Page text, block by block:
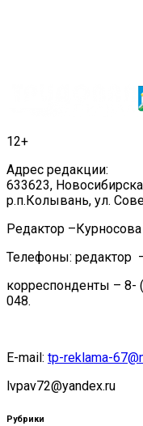
12+
Адрес редакции:
633623,
р.п.Колывань, ул.
Редактор –Курносова
Телефоны: редактор
корреспонденты – 8-
048.
E-mail: tp-reklama-
lvpav72@yandex.ru
Рубрики